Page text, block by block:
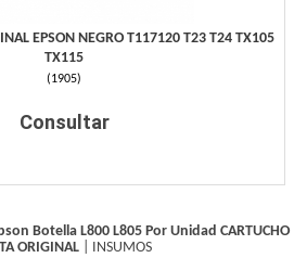
EPSON NEGRO T117120 T23 T24 TX105
TX115
(1905)
Consultar
Botella L800 L805 Por Unidad CARTUCHO
ORIGINAL| INSUMOS